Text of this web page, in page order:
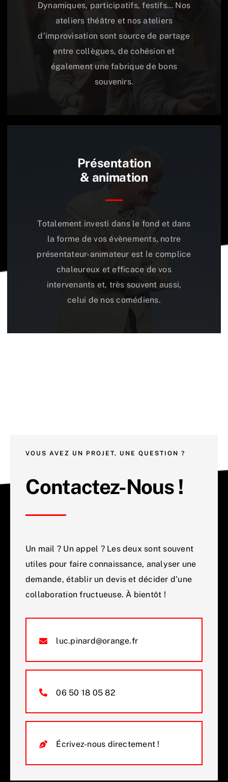
Dynamiques, participatifs, festifs… Nos
ateliers théâtre et nos ateliers
d’improvisation sont source de partage
entre collègues, de cohésion et
également une fabrique de bons
souvenirs.
Présentation
& animation
Totalement investi dans le fond et dans
la forme de vos évènements, notre
présentateur-animateur est le complice
chaleureux et efficace de vos
intervenants et, très souvent aussi,
celui de nos comédiens.
VOUS AVEZ UN PROJET, UNE QUESTION ?
Contactez-Nous !
Un mail ? Un appel ? Les deux sont souvent
utiles pour faire connaissance, analyser une
demande, établir un devis et décider d’une
collaboration fructueuse. À bientôt !
luc.pinard@orange.fr
06 50 18 05 82
Écrivez-nous directement !